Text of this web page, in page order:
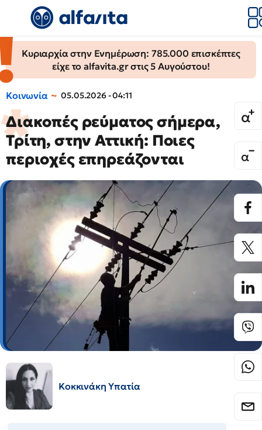
Κυριαρχία στην Ενημέρωση: 785.000 επισκέπτες
είχε το alfavita.gr στις 5 Αυγούστου!
Κοινωνία 05.05.2026 - 04:11
Διακοπές ρεύματος σήμερα,
Τρίτη, στην Αττική: Ποιες
περιοχές επηρεάζονται
Κοκκινάκη Υπατία